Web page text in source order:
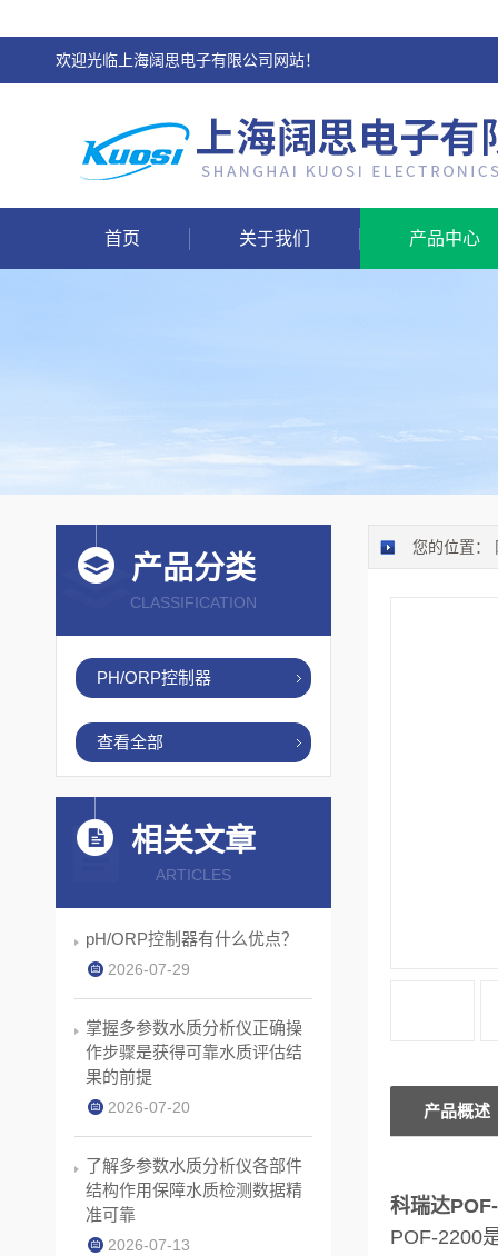
欢迎光临上海阔思电子有限公司网站！
首页 关于我们 产品中心
您的位置：
产品概述
科瑞达
POF-2200
产品分类
CLASSIFICATION
PH/ORP控制器
查看全部
相关文章
ARTICLES
pH/ORP控制器有什么优点？
2026-07-29
掌握多参数水质分析仪正确操
作步骤是获得可靠水质评估结
果的前提
2026-07-20
了解多参数水质分析仪各部件
结构作用保障水质检测数据精
准可靠
2026-07-13